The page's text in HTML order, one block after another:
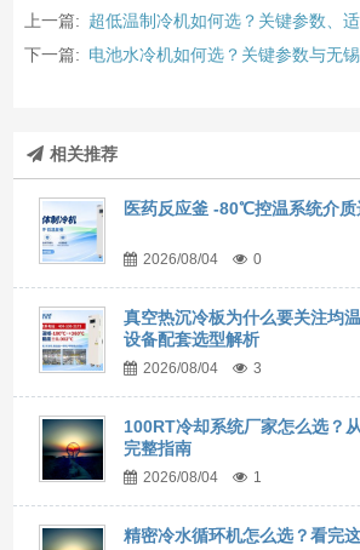
上一篇: 超低温制冷机如何选？关键参数、
下一篇: 电池水冷机如何选？关键参数与无
相关推荐
医药反应釜 -80℃控温系统介
2026/08/04 0
真空热沉冷板为什么要关注均
设备配套选型解析
2026/08/04 3
100RT冷却系统厂家怎么选？
完整指南
2026/08/04 1
精密冷水循环机怎么选？看完